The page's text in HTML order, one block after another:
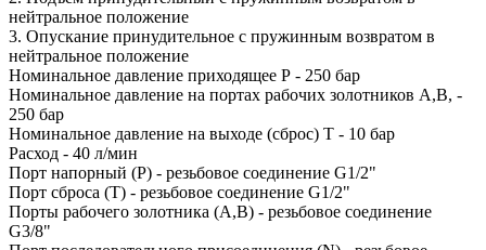
нейтральное положение
3. Опускание принудительное с пружинным возвратом в
нейтральное положение
Номинальное давление приходящее Р - 250 бар
Номинальное давление на портах рабочих золотников А,В, -
250 бар
Номинальное давление на выходе (сброс) Т - 10 бар
Расход - 40 л/мин
Порт напорный (P) - резьбовое соединение G1/2"
Порт сброса (T) - резьбовое соединение G1/2"
Порты рабочего золотника (A,B) - резьбовое соединение
G3/8"